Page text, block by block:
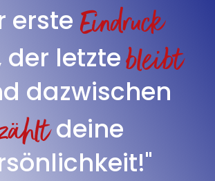
erste Eindruck
der letztebleibt
dazwischen
deine